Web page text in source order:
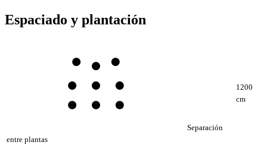
Espaciado y plantación
Separación
entre plantas
1200
cm